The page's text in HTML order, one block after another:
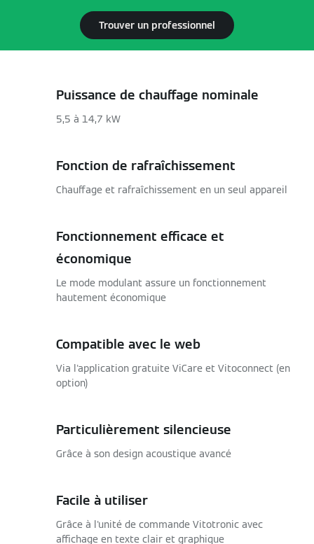
Trouver un professionnel
Puissance de chauffage nominale
5,5 à 14,7 kW
Fonction de rafraîchissement
Chauffage et rafraîchissement en un seul appareil
Fonctionnement efficace et
économique
Le mode modulant assure un fonctionnement
hautement économique
Compatible avec le web
Via l'application gratuite ViCare et Vitoconnect (en
option)
Particulièrement silencieuse
Grâce à son design acoustique avancé
Facile à utiliser
Grâce à l'unité de commande Vitotronic avec
affichage en texte clair et graphique